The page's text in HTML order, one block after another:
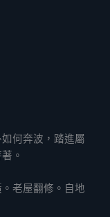
何奔波，踏進屬
。
老屋翻修。自地